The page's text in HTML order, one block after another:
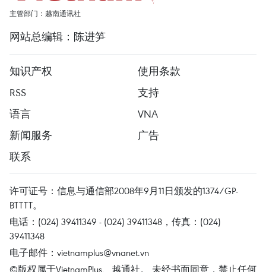
主管部门：越南通讯社
网站总编辑：陈进笋
知识产权
使用条款
RSS
支持
语言
VNA
新闻服务
广告
联系
许可证号：信息与通信部2008年9月11日颁发的1374/GP-
BTTTT。
电话：(024) 39411349 - (024) 39411348，传真：(024)
39411348
电子邮件： vietnamplus@vnanet.vn
©版权属于VietnamPlus、越通社。 未经书面同意，禁止任何